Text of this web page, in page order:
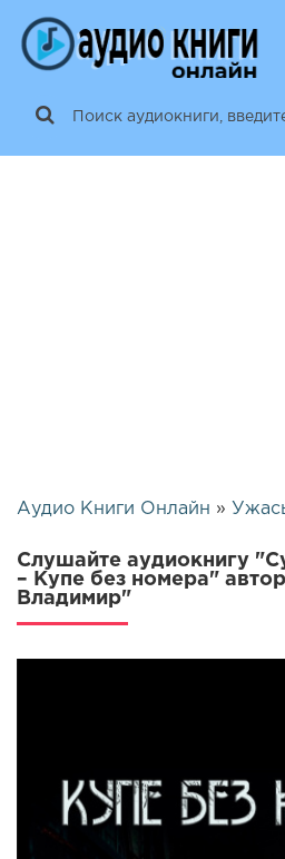
Аудио Книги Онлайн »
Слушайте аудиокнигу
– Купе без номера"
Владимир"